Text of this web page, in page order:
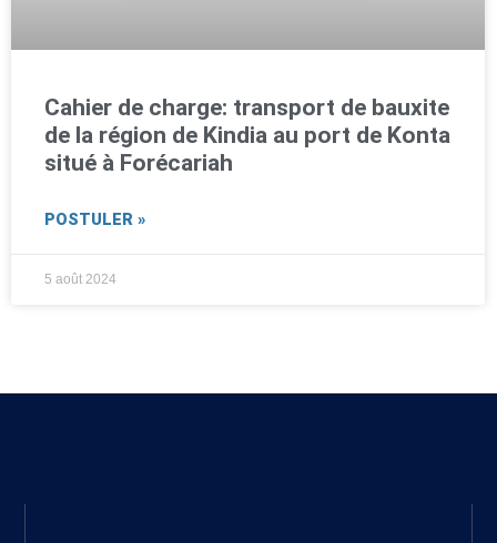
Cahier de charge: transport de bauxite
de la région de Kindia au port de Konta
situé à Forécariah
POSTULER »
5 août 2024